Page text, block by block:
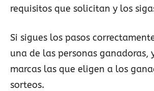
requisitos que solicitan y los
Si sigues los pasos
una de las personas ganadoras,
marcas las que eligen a los
sorteos.